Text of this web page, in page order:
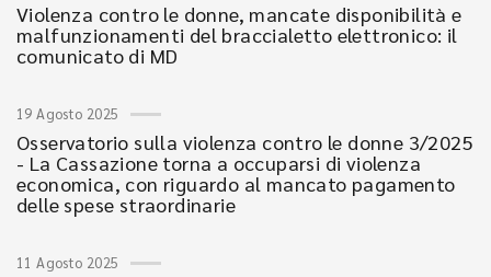
Violenza contro le donne, mancate disponibilità e
malfunzionamenti del braccialetto elettronico: il
comunicato di MD
19 Agosto 2025
Osservatorio sulla violenza contro le donne 3/2025
- La Cassazione torna a occuparsi di violenza
economica, con riguardo al mancato pagamento
delle spese straordinarie
11 Agosto 2025